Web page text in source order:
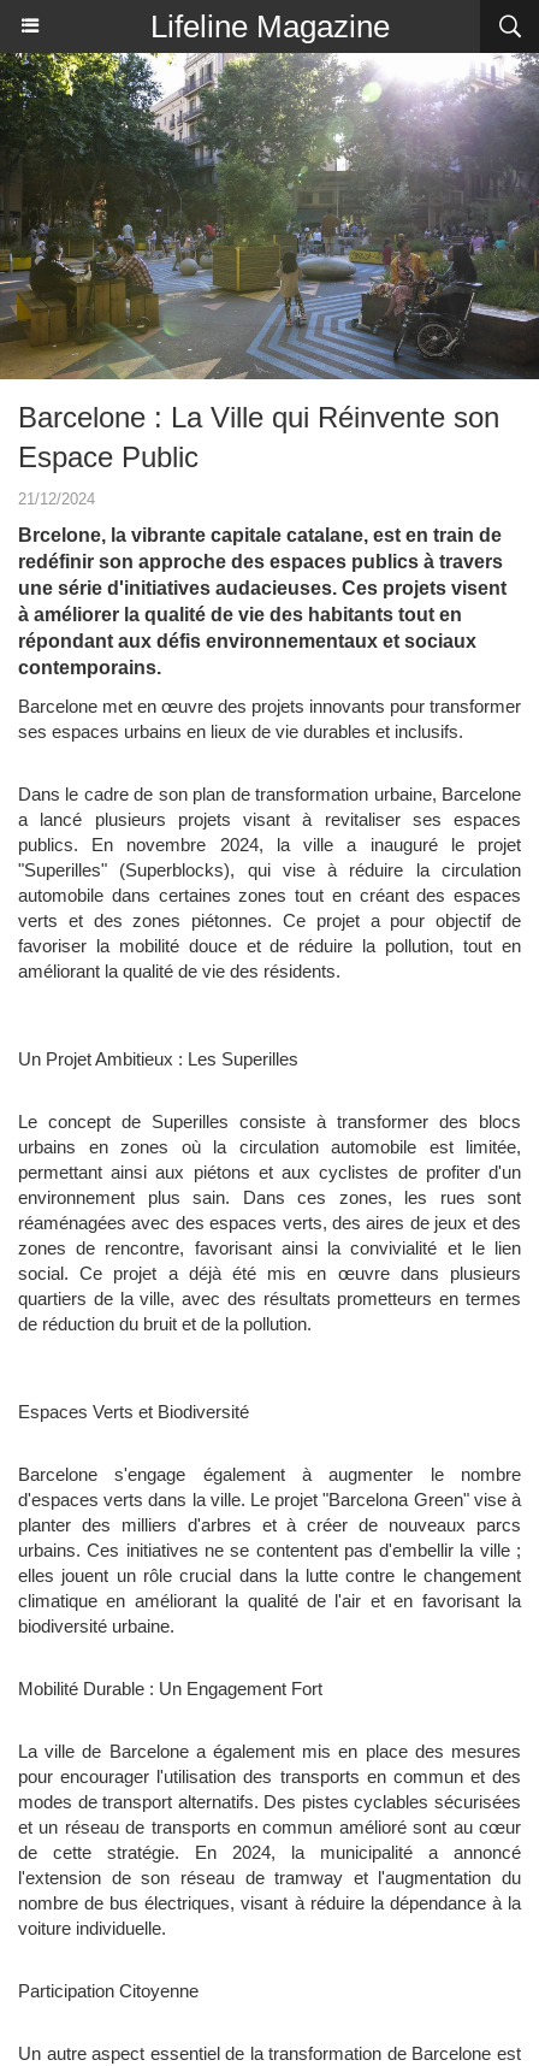
Lifeline Magazine
Barcelone : La Ville qui Réinvente son
Espace Public
21/12/2024
Brcelone, la vibrante capitale catalane, est en train de
redéfinir son approche des espaces publics à travers
une série d'initiatives audacieuses. Ces projets visent
à améliorer la qualité de vie des habitants tout en
répondant aux défis environnementaux et sociaux
contemporains.
Barcelone met en œuvre des projets innovants pour transformer
ses espaces urbains en lieux de vie durables et inclusifs.
Dans le cadre de son plan de transformation urbaine, Barcelone
a lancé plusieurs projets visant à revitaliser ses espaces
publics. En novembre 2024, la ville a inauguré le projet
"Superilles" (Superblocks), qui vise à réduire la circulation
automobile dans certaines zones tout en créant des espaces
verts et des zones piétonnes. Ce projet a pour objectif de
favoriser la mobilité douce et de réduire la pollution, tout en
améliorant la qualité de vie des résidents.
Un Projet Ambitieux : Les Superilles
Le concept de Superilles consiste à transformer des blocs
urbains en zones où la circulation automobile est limitée,
permettant ainsi aux piétons et aux cyclistes de profiter d'un
environnement plus sain. Dans ces zones, les rues sont
réaménagées avec des espaces verts, des aires de jeux et des
zones de rencontre, favorisant ainsi la convivialité et le lien
social. Ce projet a déjà été mis en œuvre dans plusieurs
quartiers de la ville, avec des résultats prometteurs en termes
de réduction du bruit et de la pollution.
Espaces Verts et Biodiversité
Barcelone s'engage également à augmenter le nombre
d'espaces verts dans la ville. Le projet "Barcelona Green" vise à
planter des milliers d'arbres et à créer de nouveaux parcs
urbains. Ces initiatives ne se contentent pas d'embellir la ville ;
elles jouent un rôle crucial dans la lutte contre le changement
climatique en améliorant la qualité de l'air et en favorisant la
biodiversité urbaine.
Mobilité Durable : Un Engagement Fort
La ville de Barcelone a également mis en place des mesures
pour encourager l'utilisation des transports en commun et des
modes de transport alternatifs. Des pistes cyclables sécurisées
et un réseau de transports en commun amélioré sont au cœur
de cette stratégie. En 2024, la municipalité a annoncé
l'extension de son réseau de tramway et l'augmentation du
nombre de bus électriques, visant à réduire la dépendance à la
voiture individuelle.
Participation Citoyenne
Un autre aspect essentiel de la transformation de Barcelone est